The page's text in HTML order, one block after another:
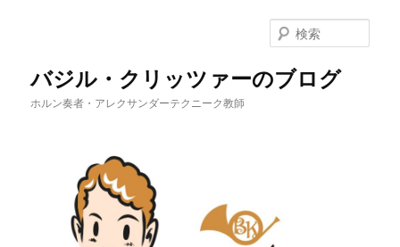
バジル・クリッツァーのブログ
ホルン奏者・アレクサンダーテクニーク教師
索